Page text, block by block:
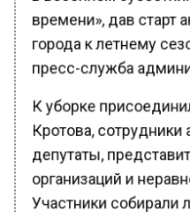
времени», дав старт
города к летнему
пресс-служба
К уборке
Кротова, сотрудники
депутаты,
организаций и
Участники собирали